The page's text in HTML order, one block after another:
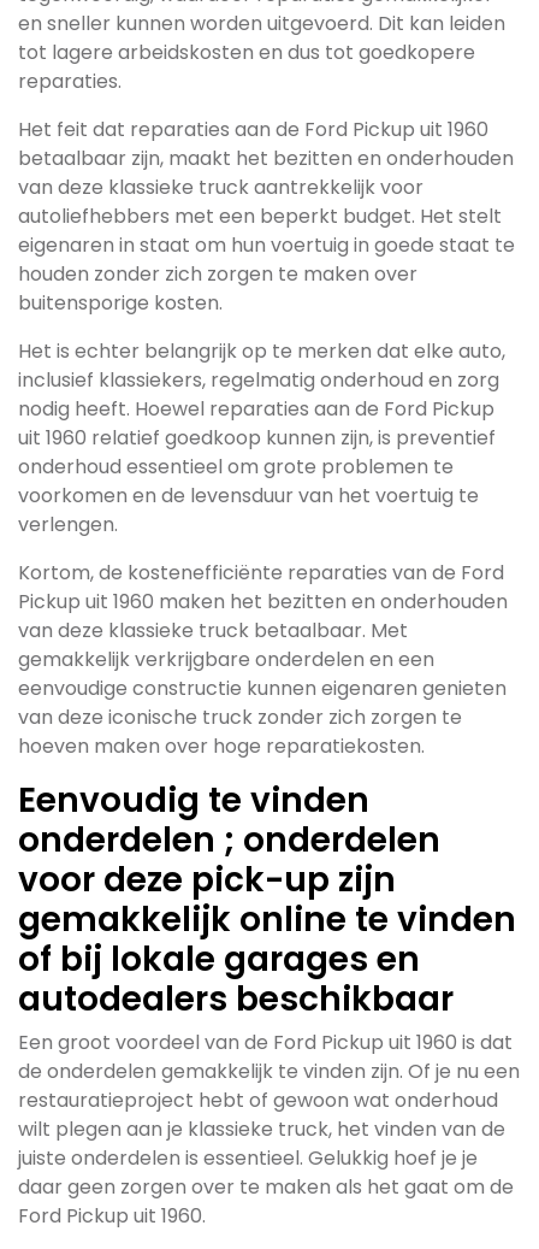
en sneller kunnen worden uitgevoerd. Dit kan leiden
tot lagere arbeidskosten en dus tot goedkopere
reparaties.
Het feit dat reparaties aan de Ford Pickup uit 1960
betaalbaar zijn, maakt het bezitten en onderhouden
van deze klassieke truck aantrekkelijk voor
autoliefhebbers met een beperkt budget. Het stelt
eigenaren in staat om hun voertuig in goede staat te
houden zonder zich zorgen te maken over
buitensporige kosten.
Het is echter belangrijk op te merken dat elke auto,
inclusief klassiekers, regelmatig onderhoud en zorg
nodig heeft. Hoewel reparaties aan de Ford Pickup
uit 1960 relatief goedkoop kunnen zijn, is preventief
onderhoud essentieel om grote problemen te
voorkomen en de levensduur van het voertuig te
verlengen.
Kortom, de kostenefficiënte reparaties van de Ford
Pickup uit 1960 maken het bezitten en onderhouden
van deze klassieke truck betaalbaar. Met
gemakkelijk verkrijgbare onderdelen en een
eenvoudige constructie kunnen eigenaren genieten
van deze iconische truck zonder zich zorgen te
hoeven maken over hoge reparatiekosten.
Eenvoudig te vinden
onderdelen ; onderdelen
voor deze pick-up zijn
gemakkelijk online te vinden
of bij lokale garages en
autodealers beschikbaar
Een groot voordeel van de Ford Pickup uit 1960 is dat
de onderdelen gemakkelijk te vinden zijn. Of je nu een
restauratieproject hebt of gewoon wat onderhoud
wilt plegen aan je klassieke truck, het vinden van de
juiste onderdelen is essentieel. Gelukkig hoef je je
daar geen zorgen over te maken als het gaat om de
Ford Pickup uit 1960.